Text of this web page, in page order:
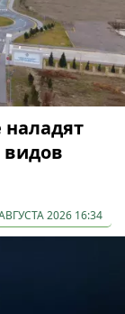
видов
2026 16:34